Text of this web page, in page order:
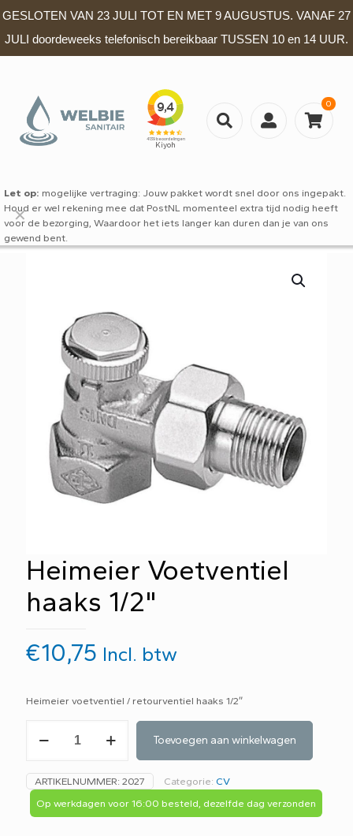
GESLOTEN VAN 23 JULI TOT EN MET 9 AUGUSTUS. VANAF 27
JULI doordeweeks telefonisch bereikbaar TUSSEN 10 en 14 UUR.
0
Let op: mogelijke vertraging: Jouw pakket wordt snel door ons ingepakt.
Houd er wel rekening mee dat PostNL momenteel extra tijd nodig heeft
voor de bezorging, Waardoor het iets langer kan duren dan je van ons
gewend bent.
✕
Heimeier Voetventiel
haaks 1/2"
€10,75 Incl. btw
Heimeier voetventiel / retourventiel haaks 1/2″
Voetventiel
1/2"
aantal
Toevoegen aan winkelwagen
ARTIKELNUMMER: 2027 Categorie: CV
Op werkdagen voor 16:00 besteld, dezelfde dag verzonden